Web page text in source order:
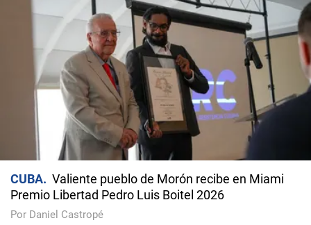
CUBA
Valiente pueblo de Morón recibe en Miami
Premio Libertad Pedro Luis Boitel 2026
Por Daniel Castropé